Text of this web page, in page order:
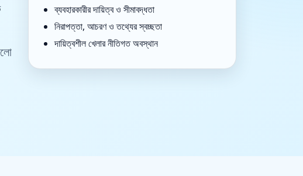
ব্যবহারকারীর দায়িত্ব ও সীমাবদ্ধতা
নিরাপত্তা, আচরণ ও তথ্যের স্বচ্ছতা
দায়িত্বশীল খেলার নীতিগত অবস্থান